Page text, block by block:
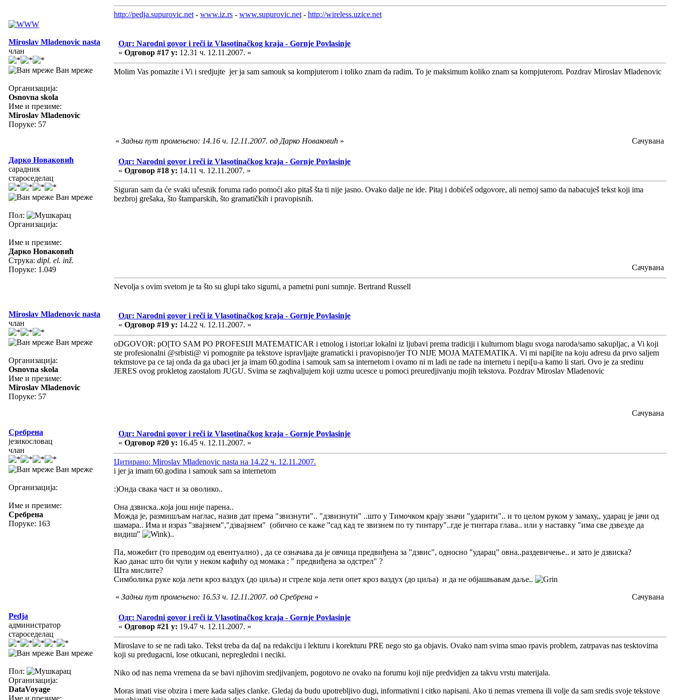
http://pedja.supurovic.net - www.iz.rs - www.supurovic.net - http://wireless.uzice.net
Miroslav Mladenovic nasta
члан
Ван мреже
Организација:
Osnovna skola
Име и презиме:
Miroslav Mladenovic
Поруке: 57
Одг: Narodni govor i reči iz Vlasotinačkog kraja - Gornje Povlasinje
« Одговор #17 у: 12.31 ч. 12.11.2007. »
Molim Vas pomazite i Vi i sredjujte jer ja sam samouk sa kompjuterom i toliko znam da radim. To je maksimum koliko znam sa kompjuterom. Pozdrav Miroslav Mladenovic
« Задњи пут промењено: 14.16 ч. 12.11.2007. од Дарко Новаковић » Сачувана
Дарко Новаковић
сарадник
староседелац
Ван мреже
Пол:
Организација:
Име и презиме:
Дарко Новаковић
Струка: dipl. el. inž.
Поруке: 1.049
Одг: Narodni govor i reči iz Vlasotinačkog kraja - Gornje Povlasinje
« Одговор #18 у: 14.11 ч. 12.11.2007. »
Siguran sam da će svaki učesnik foruma rado pomoći ako pitaš šta ti nije jasno. Ovako dalje ne ide. Pitaj i dobićeš odgovore, ali nemoj samo da nabacuješ tekst koji ima
bezbroj grešaka, što štamparskih, što gramatičkih i pravopisnih.
Сачувана
Nevolja s ovim svetom je ta što su glupi tako sigurni, a pametni puni sumnje. Bertrand Russell
Miroslav Mladenovic nasta
члан
Ван мреже
Организација:
Osnovna skola
Име и презиме:
Miroslav Mladenovic
Поруке: 57
Одг: Narodni govor i reči iz Vlasotinačkog kraja - Gornje Povlasinje
« Одговор #19 у: 14.22 ч. 12.11.2007. »
oDGOVOR: pO[TO SAM PO PROFESIJI MATEMATICAR i etnolog i istori;ar lokalni iz ljubavi prema tradiciji i kulturnom blagu svoga naroda/samo sakupljac, a Vi koji
ste profesionalni @srbisti@ vi pomognite pa tekstove ispravljajte gramaticki i pravopisno/jer TO NIJE MOJA MATEMATIKA. Vi mi napi[ite na koju adresu da prvo saljem
tekmstove pa ce taj onda da ga ubaci jer ja imam 60.godina i samouk sam sa internetom i ovamo ni m ladi ne rade na internetu i nepi[u-a kamo li stari. Ovo je za sredinu
JERES ovog prokletog zaostalom JUGU. Svima se zaqhvaljujem koji uzmu ucesce u pomoci preuredjivanju mojih tekstova. Pozdrav Miroslav Mladenovic
Сачувана
Сребрена
језикословац
члан
Ван мреже
Организација:
Име и презиме:
Сребрена
Поруке: 163
Одг: Narodni govor i reči iz Vlasotinačkog kraja - Gornje Povlasinje
« Одговор #20 у: 16.45 ч. 12.11.2007. »
Цитирано: Miroslav Mladenovic nasta на 14.22 ч. 12.11.2007.
i jer ja imam 60.godina i samouk sam sa internetom
:)Онда свака част и за оволико..
Она дзвиска..која још није парена..
Можда је, размишљам наглас, назив дат према "звизнути".. "дзвизнути" ..што у Тимочком крају значи "ударити".. и то целом руком у замаху,, ударац је јачи од
шамара.. Има и израз "звајзнем","дзвајзнем" (обично се каже "сад кад те звизнем по ту тинтару"..где је тинтара глава.. или у наставку "има све дзвезде да
видиш"
)..
Па, можебит (то преводим од евентуално) , да се означава да је овчица предвиђена за "дзвис", односно "ударац" овна..раздевичење.. и зато је дзвиска?
Као данас што би чули у неком кафићу од момака : " предвиђена за одстрел" ?
Шта мислите?
Симболика руке која лети кроз ваздух (до циља) и стреле која лети опет кроз ваздух (до циља) и да не објашњавам даље..
« Задњи пут промењено: 16.53 ч. 12.11.2007. од Сребрена » Сачувана
Pedja
администратор
староседелац
Ван мреже
Пол:
Организација:
DataVoyage
Име и презиме:
Одг: Narodni govor i reči iz Vlasotinačkog kraja - Gornje Povlasinje
« Одговор #21 у: 19.47 ч. 12.11.2007. »
Miroslave to se ne radi tako. Tekst treba da da[ na redakciju i lekturu i korekturu PRE nego sto ga objavis. Ovako nam svima smao rpavis problem, zatrpavas nas tesktovima
koji su predugacni, lose otkucani, nepregledni i neciki.
Niko od nas nema vremena da se bavi njihovim sredjivanjem, pogotovo ne ovako na forumu koji nije predvidjen za takvu vrstu materijala.
Moras imati vise obzira i mere kada saljes clanke. Gledaj da budu upotrebljivo dugi, informativni i citko napisani. Ako ti nemas vremena ili volje da sam sredis svoje tekstove